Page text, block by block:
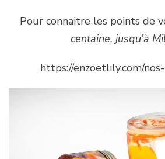
Pour connaitre les points de
centaine, jusqu’à
https://enzoetlily.com/